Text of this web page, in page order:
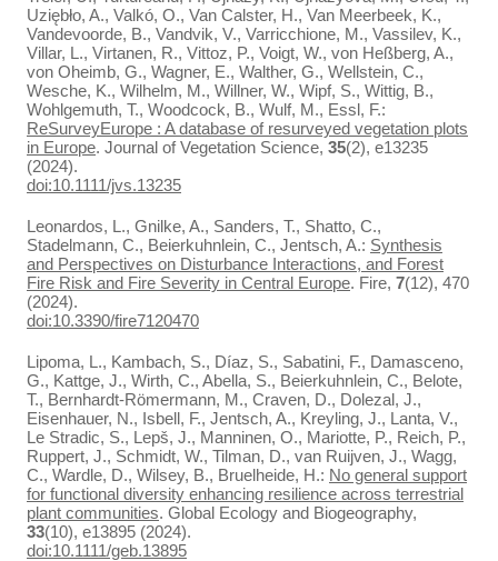
Uziębło, A., Valkó, O., Van Calster, H., Van Meerbeek, K.,
Vandevoorde, B., Vandvik, V., Varricchione, M., Vassilev, K.,
Villar, L., Virtanen, R., Vittoz, P., Voigt, W., von Heßberg, A.,
von Oheimb, G., Wagner, E., Walther, G., Wellstein, C.,
Wesche, K., Wilhelm, M., Willner, W., Wipf, S., Wittig, B.,
Wohlgemuth, T., Woodcock, B., Wulf, M., Essl, F.:
ReSurveyEurope : A database of resurveyed vegetation plots
in Europe. Journal of Vegetation Science, 35(2), e13235
(2024).
doi:10.1111/jvs.13235
Leonardos, L., Gnilke, A., Sanders, T., Shatto, C.,
Stadelmann, C., Beierkuhnlein, C., Jentsch, A.: Synthesis
and Perspectives on Disturbance Interactions, and Forest
Fire Risk and Fire Severity in Central Europe. Fire, 7(12), 470
(2024).
doi:10.3390/fire7120470
Lipoma, L., Kambach, S., Díaz, S., Sabatini, F., Damasceno,
G., Kattge, J., Wirth, C., Abella, S., Beierkuhnlein, C., Belote,
T., Bernhardt‐Römermann, M., Craven, D., Dolezal, J.,
Eisenhauer, N., Isbell, F., Jentsch, A., Kreyling, J., Lanta, V.,
Le Stradic, S., Lepš, J., Manninen, O., Mariotte, P., Reich, P.,
Ruppert, J., Schmidt, W., Tilman, D., van Ruijven, J., Wagg,
C., Wardle, D., Wilsey, B., Bruelheide, H.: No general support
for functional diversity enhancing resilience across terrestrial
plant communities. Global Ecology and Biogeography,
33(10), e13895 (2024).
doi:10.1111/geb.13895